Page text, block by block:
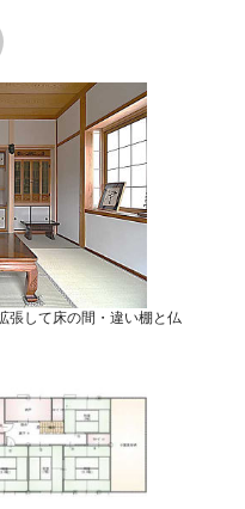
張して床の間・違い棚と仏